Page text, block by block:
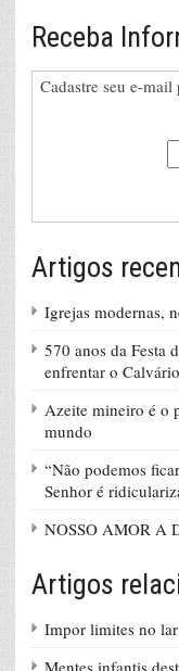
Receba
Cadastre seu e-
Artigos
Igrejas modernas,
570 anos da Festa
enfrentar o
Azeite mineiro é o
mundo
“Não podemos
Senhor é
NOSSO AMOR A
Artigos
Impor limites no